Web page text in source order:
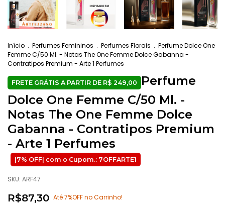
Início . Perfumes Femininos . Perfumes Florais . Perfume Dolce One
Femme C/50 Ml. - Notas The One Femme Dolce Gabanna -
Contratipos Premium - Arte 1 Perfumes
Perfume
Dolce One Femme C/50 Ml. -
Notas The One Femme Dolce
Gabanna - Contratipos Premium
- Arte 1 Perfumes
SKU: ARF47
R$87,30 Até 7%OFF no Carrinho!